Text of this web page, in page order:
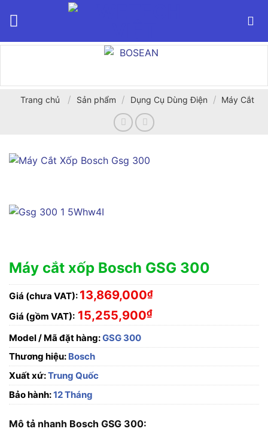
Trang chủ / Sản phẩm / Dụng Cụ Dùng Điện / Máy Cắt
Máy cắt xốp Bosch GSG 300
Giá (chưa VAT): 13,869,000₫
Giá (gồm VAT): 15,255,900₫
Model / Mã đặt hàng:GSG 300
Thương hiệu: Bosch
Xuất xứ:Trung Quốc
Bảo hành:12 Tháng
Mô tả nhanh Bosch GSG 300: